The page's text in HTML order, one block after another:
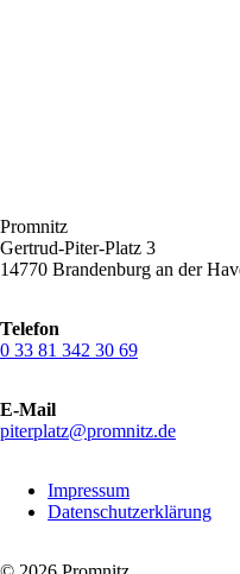
Promnitz
Gertrud-Piter-Platz 3
14770 Brandenburg an der
Telefon
0 33 81 342 30 69
E-Mail
piterplatz@promnitz.de
überspringen
Impressum
Datenschutzerklärung